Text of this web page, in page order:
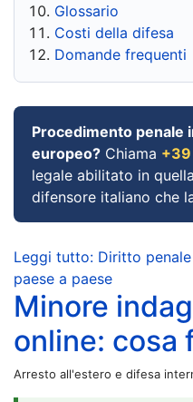
Glossario
Costi della difesa
Domande frequenti
Procedimento penale
europeo? Chiama
legale abilitato in
difensore italiano che
Leggi tutto: Diritto
paese a paese
Minore
online: cosa
Arresto all'estero e difesa